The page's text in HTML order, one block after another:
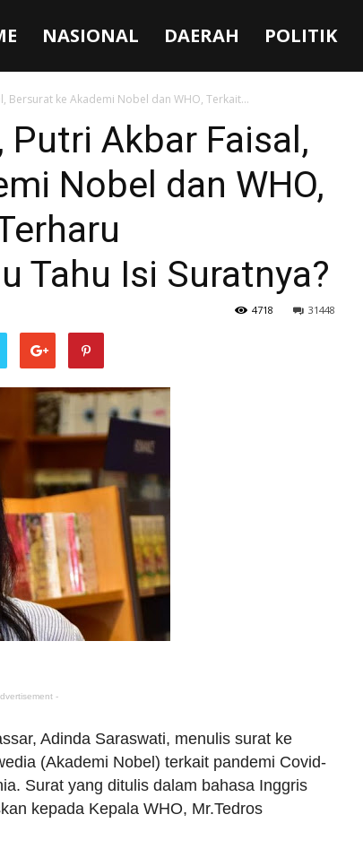
NASIONAL DAERAH POLITIK
Bersurat ke Akademi Nobel dan WHO, Terkait...
Akbar Faisal,
Nobel dan WHO,
Tahu Isi Suratnya?
31448
4718
-
Adinda Saraswati, menulis surat ke
(Akademi Nobel) terkait pandemi Covid-
Surat yang ditulis dalam bahasa Inggris
kepada Kepala WHO, Mr.Tedros